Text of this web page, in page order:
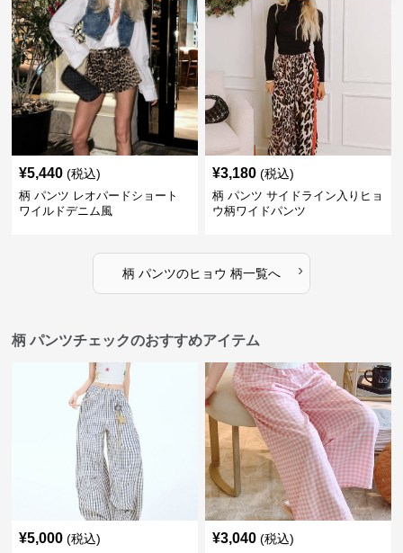
¥5,440 (税込)
柄 パンツ レオパードショート
ワイルドデニム風
¥3,180 (税込)
柄 パンツ サイドライン入りヒョ
ウ柄ワイドパンツ
柄 パンツのヒョウ 柄一覧へ ›
柄 パンツチェックのおすすめアイテム
¥5,000 (税込) ¥3,040 (税込)